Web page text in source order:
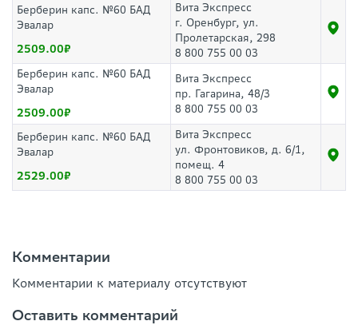
Берберин капс. №60 БАД
Эвалар
2509.00
Вита Экспресс
г. Оренбург, ул.
Пролетарская, 298
8 800 755 00 03
Берберин капс. №60 БАД
Эвалар
2509.00
Вита Экспресс
пр. Гагарина, 48/3
8 800 755 00 03
Берберин капс. №60 БАД
Эвалар
2529.00
Вита Экспресс
ул. Фронтовиков, д. 6/1,
помещ. 4
8 800 755 00 03
Комментарии
Комментарии к материалу отсутствуют
Оставить комментарий